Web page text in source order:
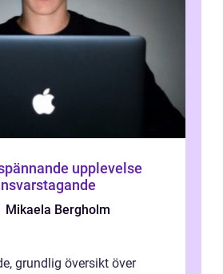
upplevelse
Mikaela Bergholm
grundlig översikt över